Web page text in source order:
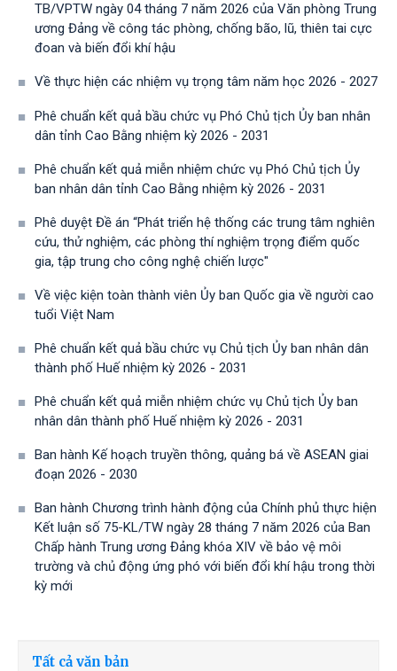
TB/VPTW ngày 04 tháng 7 năm 2026 của Văn phòng Trung
ương Đảng về công tác phòng, chống bão, lũ, thiên tai cực
đoan và biến đổi khí hậu
Về thực hiện các nhiệm vụ trọng tâm năm học 2026 - 2027
Phê chuẩn kết quả bầu chức vụ Phó Chủ tịch Ủy ban nhân
dân tỉnh Cao Bằng nhiệm kỳ 2026 - 2031
Phê chuẩn kết quả miễn nhiệm chức vụ Phó Chủ tịch Ủy
ban nhân dân tỉnh Cao Bằng nhiệm kỳ 2026 - 2031
Phê duyệt Đề án “Phát triển hệ thống các trung tâm nghiên
cứu, thử nghiệm, các phòng thí nghiệm trọng điểm quốc
gia, tập trung cho công nghệ chiến lược"
Về việc kiện toàn thành viên Ủy ban Quốc gia về người cao
tuổi Việt Nam
Phê chuẩn kết quả bầu chức vụ Chủ tịch Ủy ban nhân dân
thành phố Huế nhiệm kỳ 2026 - 2031
Phê chuẩn kết quả miễn nhiệm chức vụ Chủ tịch Ủy ban
nhân dân thành phố Huế nhiệm kỳ 2026 - 2031
Ban hành Kế hoạch truyền thông, quảng bá về ASEAN giai
đoạn 2026 - 2030
Ban hành Chương trình hành động của Chính phủ thực hiện
Kết luận số 75-KL/TW ngày 28 tháng 7 năm 2026 của Ban
Chấp hành Trung ương Đảng khóa XIV về bảo vệ môi
trường và chủ động ứng phó với biến đổi khí hậu trong thời
kỳ mới
Tất cả văn bản